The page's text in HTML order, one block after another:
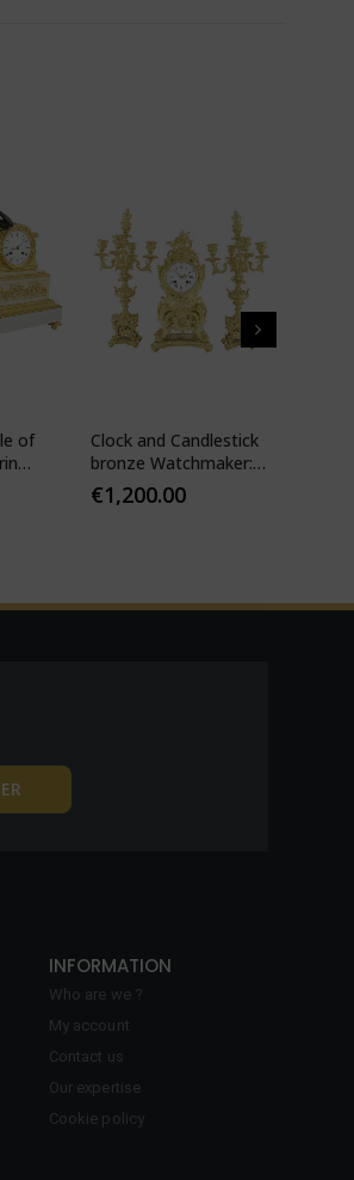
of
Clock and Candlestick
bronze Watchmaker:
Mougin
€1,200.00
INFORMATION
Who are we ?
My account
Contact us
Our expertise
Cookie policy